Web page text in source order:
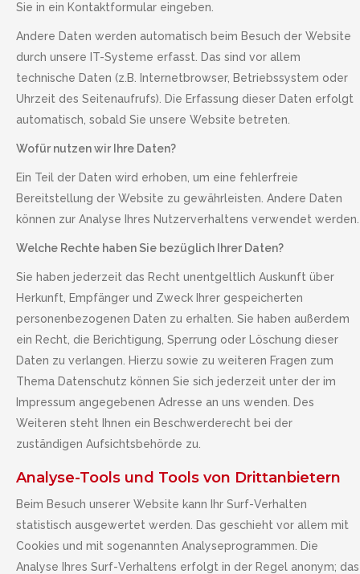
Sie in ein Kontaktformular eingeben.
Andere Daten werden automatisch beim Besuch der Website
durch unsere IT-Systeme erfasst. Das sind vor allem
technische Daten (z.B. Internetbrowser, Betriebssystem oder
Uhrzeit des Seitenaufrufs). Die Erfassung dieser Daten erfolgt
automatisch, sobald Sie unsere Website betreten.
Wofür nutzen wir Ihre Daten?
Ein Teil der Daten wird erhoben, um eine fehlerfreie
Bereitstellung der Website zu gewährleisten. Andere Daten
können zur Analyse Ihres Nutzerverhaltens verwendet werden.
Welche Rechte haben Sie bezüglich Ihrer Daten?
Sie haben jederzeit das Recht unentgeltlich Auskunft über
Herkunft, Empfänger und Zweck Ihrer gespeicherten
personenbezogenen Daten zu erhalten. Sie haben außerdem
ein Recht, die Berichtigung, Sperrung oder Löschung dieser
Daten zu verlangen. Hierzu sowie zu weiteren Fragen zum
Thema Datenschutz können Sie sich jederzeit unter der im
Impressum angegebenen Adresse an uns wenden. Des
Weiteren steht Ihnen ein Beschwerderecht bei der
zuständigen Aufsichtsbehörde zu.
Analyse-Tools und Tools von Drittanbietern
Beim Besuch unserer Website kann Ihr Surf-Verhalten
statistisch ausgewertet werden. Das geschieht vor allem mit
Cookies und mit sogenannten Analyseprogrammen. Die
Analyse Ihres Surf-Verhaltens erfolgt in der Regel anonym; das